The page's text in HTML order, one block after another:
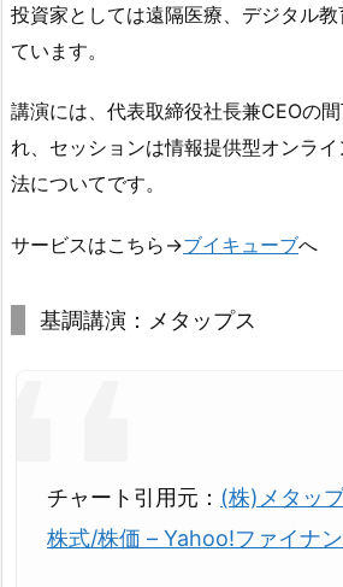
投資家としては遠隔医療、デジタル
ています。
講演には、代表取締役社長兼CEOの
れ、セッションは情報提供型オンラ
法についてです。
サービスはこちら→ブイキューブへ
基調講演：メタップス
チャート引用元： (株)メタッ
株式/株価 – Yahoo!ファイナ